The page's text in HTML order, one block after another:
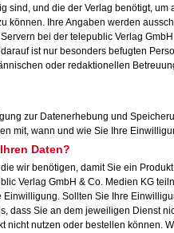
sind, und die der Verlag benötigt, um
können. Ihre Angaben werden
bei der telepublic Verlag
ist nur besonders befugten
oder redaktionellen
zur Datenerhebung und
mit, wann und wie Sie Ihre
Daten?
wir benötigen, damit Sie ein
Verlag GmbH & Co. Medien KG
Einwilligung. Sollten Sie Ihre
dass Sie an dem jeweiligen Dienst
nicht nutzen oder bestellen können.